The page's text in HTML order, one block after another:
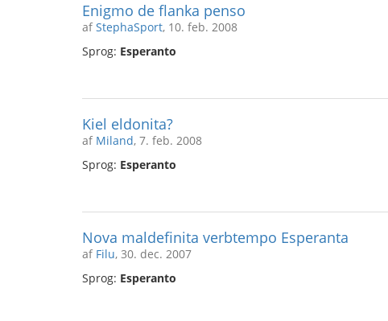
Enigmo de flanka penso
afStephaSport, 10. feb. 2008
Sprog: Esperanto
Kiel eldonita?
af Miland, 7. feb. 2008
Sprog: Esperanto
Nova maldefinita verbtempo Esperanta
af Filu, 30. dec. 2007
Sprog: Esperanto